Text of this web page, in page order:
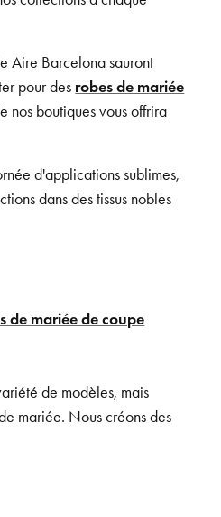
Aire Barcelona sauront
pour des robes de mariée
nos boutiques vous offrira
d'applications sublimes,
dans des tissus nobles
de mariée de coupe
de modèles, mais
mariée. Nous créons des